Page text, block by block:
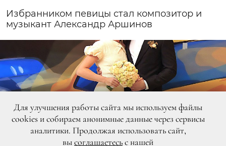
Избранником певицы стал композитор и
музыкант Александр Аршинов
Для улучшения работы сайта мы используем файлы
cookies и собираем анонимные данные через сервисы
аналитики. Продолжая использовать сайт,
высоглашаетесьс нашей